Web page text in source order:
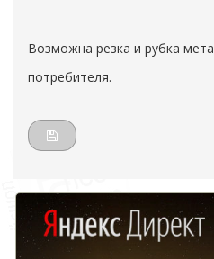
Возможна резка и рубка
потребителя.